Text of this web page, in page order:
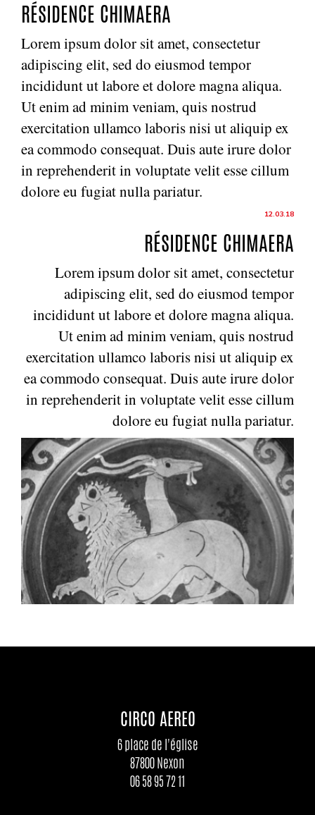
RÉSIDENCE CHIMAERA
Lorem ipsum dolor sit amet, consectetur
adipiscing elit, sed do eiusmod tempor
incididunt ut labore et dolore magna aliqua.
Ut enim ad minim veniam, quis nostrud
exercitation ullamco laboris nisi ut aliquip ex
ea commodo consequat. Duis aute irure dolor
in reprehenderit in voluptate velit esse cillum
dolore eu fugiat nulla pariatur.
12.03.18
RÉSIDENCE CHIMAERA
Lorem ipsum dolor sit amet, consectetur
adipiscing elit, sed do eiusmod tempor
incididunt ut labore et dolore magna aliqua.
Ut enim ad minim veniam, quis nostrud
exercitation ullamco laboris nisi ut aliquip ex
ea commodo consequat. Duis aute irure dolor
in reprehenderit in voluptate velit esse cillum
dolore eu fugiat nulla pariatur.
CIRCO AEREO
6 place de l'église
87800 Nexon
06 58 95 72 11